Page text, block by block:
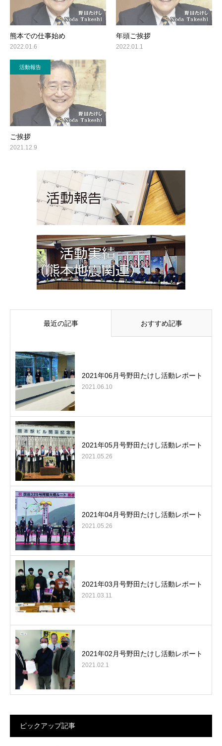
熊本での仕事始め
2022.01.6
年頭ご挨拶
2022.01.1
活動報告
ご挨拶
2021.12.9
最近の記事 おすすめ記事
2021年06月号野田たけし活動レポート
2021.06.10
2021年05月号野田たけし活動レポート
2021.05.26
2021年04月号野田たけし活動レポート
2021.05.26
2021年03月号野田たけし活動レポート
2021.03.11
2021年02月号野田たけし活動レポート
2021.02.1
ピックアップ記事